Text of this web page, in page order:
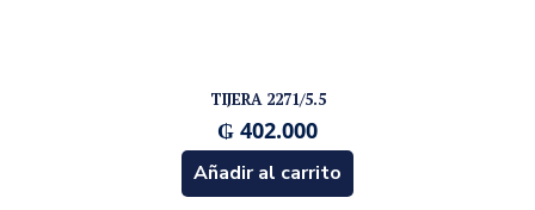
TIJERA 2271/5.5
₲ 402.000
Añadir al carrito